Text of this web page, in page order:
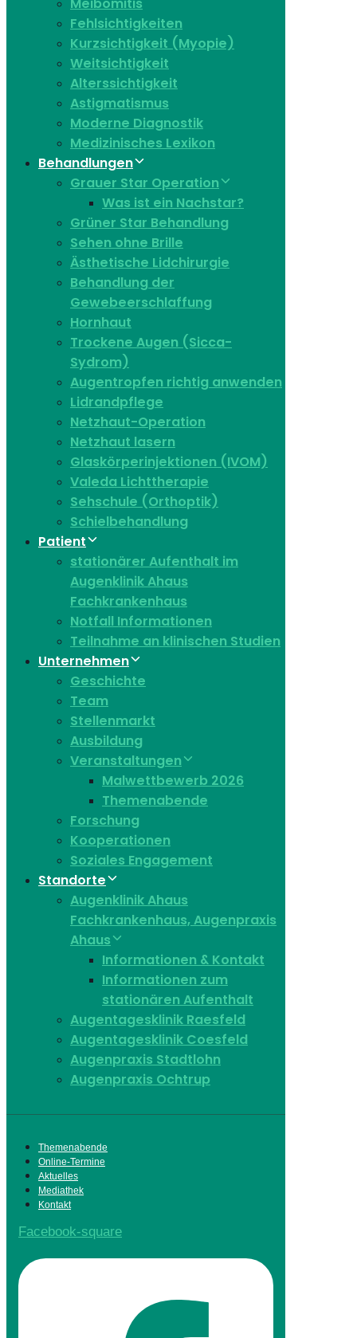
Meibomitis
Fehlsichtigkeiten
Kurzsichtigkeit (Myopie)
Weitsichtigkeit
Alterssichtigkeit
Astigmatismus
Moderne Diagnostik
Medizinisches Lexikon
Behandlungen
Grauer Star Operation
Was ist ein Nachstar?
Grüner Star Behandlung
Sehen ohne Brille
Ästhetische Lidchirurgie
Behandlung der
Gewebeerschlaffung
Hornhaut
Trockene Augen (Sicca-
Sydrom)
Augentropfen richtig anwenden
Lidrandpflege
Netzhaut-Operation
Netzhaut lasern
Glaskörperinjektionen (IVOM)
Valeda Lichttherapie
Sehschule (Orthoptik)
Schielbehandlung
Patient
stationärer Aufenthalt im
Augenklinik Ahaus
Fachkrankenhaus
Notfall Informationen
Teilnahme an klinischen Studien
Unternehmen
Geschichte
Team
Stellenmarkt
Ausbildung
Veranstaltungen
Malwettbewerb 2026
Themenabende
Forschung
Kooperationen
Soziales Engagement
Standorte
Augenklinik Ahaus
Fachkrankenhaus, Augenpraxis
Ahaus
Informationen & Kontakt
Informationen zum
stationären Aufenthalt
Augentagesklinik Raesfeld
Augentagesklinik Coesfeld
Augenpraxis Stadtlohn
Augenpraxis Ochtrup
Themenabende
Online-Termine
Aktuelles
Mediathek
Kontakt
Facebook-square